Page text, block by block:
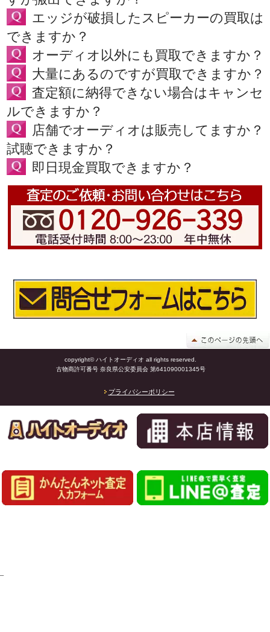
エッジが破損したスピーカーの買取は
できますか？
オーディオ以外にも買取できますか？
大量にあるのですが買取できますか？
査定額に納得できない場合はキャンセ
ルできますか？
店舗でオーディオは販売してますか？
試聴できますか？
即日現金買取できますか？
copyright© ハイトオーディオ all rights reserved.
古物商許可番号 奈良県公安委員会 第641090001345号
プライバシーポリシー